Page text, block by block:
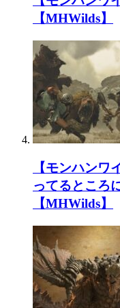
【MHWilds】
【モンハンワ
ってるところ
【MHWilds】